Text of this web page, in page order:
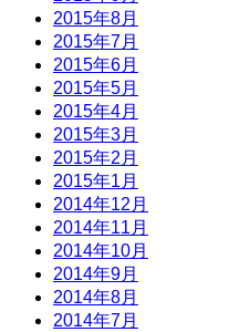
2015年8月
2015年7月
2015年6月
2015年5月
2015年4月
2015年3月
2015年2月
2015年1月
2014年12月
2014年11月
2014年10月
2014年9月
2014年8月
2014年7月